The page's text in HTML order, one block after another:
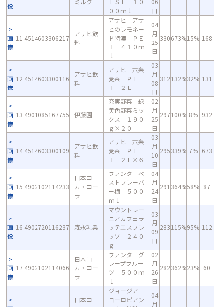
像
ミルク
ＥＳＬ １０
００ｍｌ
06
日
画
像
11 4514603306217
アサヒ飲
料
アサヒ アサ
ヒのレモネー
ド特濃 ＰＥ
Ｔ ４１０ｍ
ｌ
04
月
25
日
330673%15% 168
画
像
12 4514603300116
アサヒ飲
料
アサヒ 六条
麦茶 ＰＥ
Ｔ ２Ｌ
03
月
08
日
312132%32% 131
画
像
13 4901085167755 伊藤園
充実野菜 緑
黄色野菜ミッ
クス １９０
ｇ×２０
02
月
25
日
297100% 8% 932
画
像
14 4514603300109
アサヒ飲
料
アサヒ 六条
麦茶 ＰＥ
Ｔ ２Ｌ×６
03
月
10
日
295339% 7% 673
画
像
15 4902102114233
日本コ
カ・コー
ラ
ファンタ ベ
ストフレーバ
ー梅 ５００
ｍｌ
04
月
24
日
291 364%58% 87
画
像
16 4902720116237 森永乳業
マウントレー
ニアカフェラ
ッテエスプレ
ッソ ２４０
ｇ
03
月
09
日
283115%95% 112
画
像
17 4902102114066
日本コ
カ・コー
ラ
ファンタ グ
レープフルー
ツ ５００ｍ
ｌ
02
月
26
日
282362%23% 60
日本コ
ジョージア
ヨーロピアン
04
月